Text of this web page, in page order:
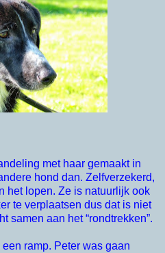
met haar gemaakt in
hond dan. Zelfverzekerd,
het lopen. Ze is natuurlijk ook
te verplaatsen dus dat is niet
samen aan het “rondtrekken”.
ramp. Peter was gaan